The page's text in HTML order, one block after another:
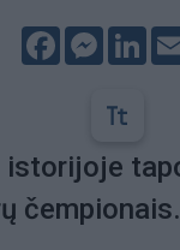
Facebook
istorijoje
čempionais.